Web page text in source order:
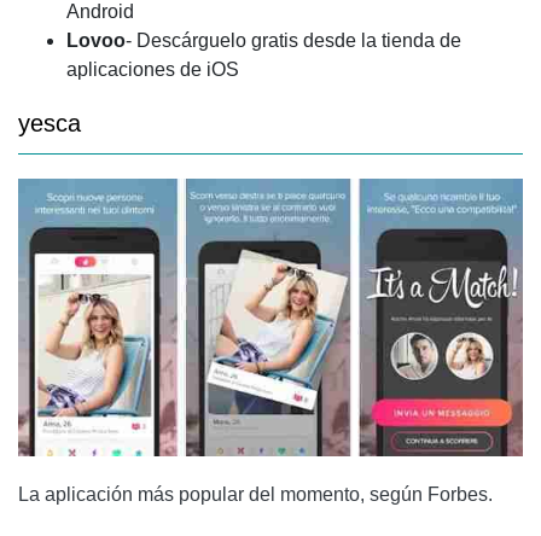
Android
Lovoo- Descárguelo gratis desde la tienda de
aplicaciones de iOS
yesca
La aplicación más popular del momento, según Forbes.